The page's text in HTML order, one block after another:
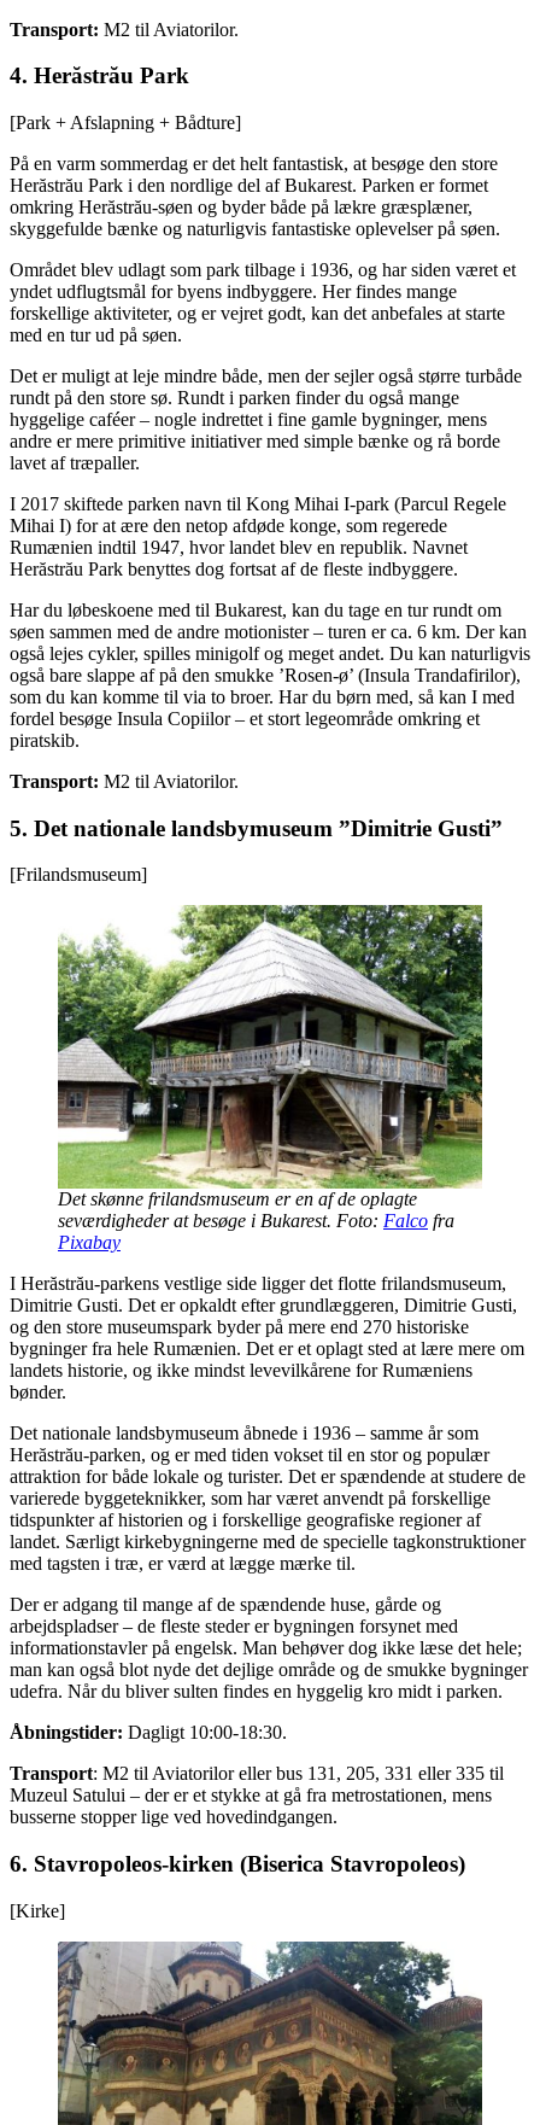
Transport: M2 til Aviatorilor.
4. Herăstrău Park
[Park + Afslapning + Bådture]
På en varm sommerdag er det helt fantastisk, at besøge den store
Herăstrău Park i den nordlige del af Bukarest. Parken er formet
omkring Herăstrău-søen og byder både på lækre græsplæner,
skyggefulde bænke og naturligvis fantastiske oplevelser på søen.
Området blev udlagt som park tilbage i 1936, og har siden været et
yndet udflugtsmål for byens indbyggere. Her findes mange
forskellige aktiviteter, og er vejret godt, kan det anbefales at starte
med en tur ud på søen.
Det er muligt at leje mindre både, men der sejler også større turbåde
rundt på den store sø. Rundt i parken finder du også mange
hyggelige caféer – nogle indrettet i fine gamle bygninger, mens
andre er mere primitive initiativer med simple bænke og rå borde
lavet af træpaller.
I 2017 skiftede parken navn til Kong Mihai I-park (Parcul Regele
Mihai I) for at ære den netop afdøde konge, som regerede
Rumænien indtil 1947, hvor landet blev en republik. Navnet
Herăstrău Park benyttes dog fortsat af de fleste indbyggere.
Har du løbeskoene med til Bukarest, kan du tage en tur rundt om
søen sammen med de andre motionister – turen er ca. 6 km. Der kan
også lejes cykler, spilles minigolf og meget andet. Du kan naturligvis
også bare slappe af på den smukke ’Rosen-ø’ (Insula Trandafirilor),
som du kan komme til via to broer. Har du børn med, så kan I med
fordel besøge Insula Copiilor – et stort legeområde omkring et
piratskib.
Transport: M2 til Aviatorilor.
5. Det nationale landsbymuseum ”Dimitrie Gusti”
[Frilandsmuseum]
Det skønne frilandsmuseum er en af de oplagte
seværdigheder at besøge i Bukarest. Foto: Falco fra
Pixabay
I Herăstrău-parkens vestlige side ligger det flotte frilandsmuseum,
Dimitrie Gusti. Det er opkaldt efter grundlæggeren, Dimitrie Gusti,
og den store museumspark byder på mere end 270 historiske
bygninger fra hele Rumænien. Det er et oplagt sted at lære mere om
landets historie, og ikke mindst levevilkårene for Rumæniens
bønder.
Det nationale landsbymuseum åbnede i 1936 – samme år som
Herăstrău-parken, og er med tiden vokset til en stor og populær
attraktion for både lokale og turister. Det er spændende at studere de
varierede byggeteknikker, som har været anvendt på forskellige
tidspunkter af historien og i forskellige geografiske regioner af
landet. Særligt kirkebygningerne med de specielle tagkonstruktioner
med tagsten i træ, er værd at lægge mærke til.
Der er adgang til mange af de spændende huse, gårde og
arbejdspladser – de fleste steder er bygningen forsynet med
informationstavler på engelsk. Man behøver dog ikke læse det hele;
man kan også blot nyde det dejlige område og de smukke bygninger
udefra. Når du bliver sulten findes en hyggelig kro midt i parken.
Åbningstider: Dagligt 10:00-18:30.
Transport: M2 til Aviatorilor eller bus 131, 205, 331 eller 335 til
Muzeul Satului – der er et stykke at gå fra metrostationen, mens
busserne stopper lige ved hovedindgangen.
6. Stavropoleos-kirken (Biserica Stavropoleos)
[Kirke]